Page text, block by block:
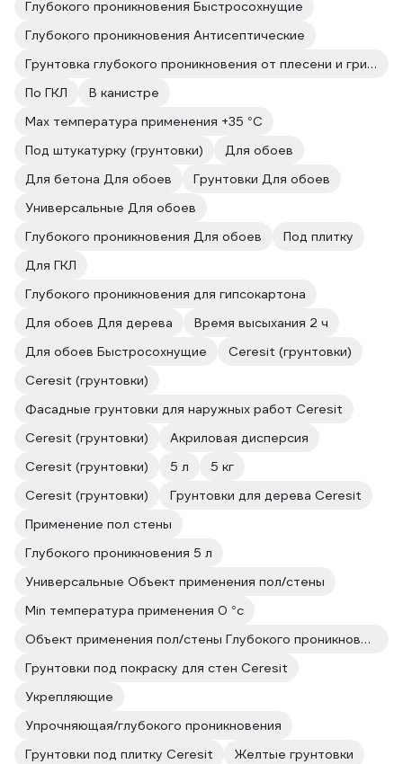
Глубокого проникновения Быстросохнущие
Глубокого проникновения Антисептические
Грунтовка глубокого проникновения от плесени и грибка
По ГКЛ
В канистре
Max температура применения +35 °С
Под штукатурку (грунтовки)
Для обоев
Для бетона Для обоев
Грунтовки Для обоев
Универсальные Для обоев
Глубокого проникновения Для обоев
Под плитку
Для ГКЛ
Глубокого проникновения для гипсокартона
Для обоев Для дерева
Время высыхания 2 ч
Для обоев Быстросохнущие
Ceresit (грунтовки)
Ceresit (грунтовки)
Фасадные грунтовки для наружных работ Ceresit
Ceresit (грунтовки)
Акриловая дисперсия
Ceresit (грунтовки)
5 л
5 кг
Ceresit (грунтовки)
Грунтовки для дерева Ceresit
Применение пол стены
Глубокого проникновения 5 л
Универсальные Объект применения пол/стены
Min температура применения 0 °с
Объект применения пол/стены Глубокого проникновения
Грунтовки под покраску для стен Ceresit
Укрепляющие
Упрочняющая/глубокого проникновения
Грунтовки под плитку Ceresit
Жeлтые грунтовки